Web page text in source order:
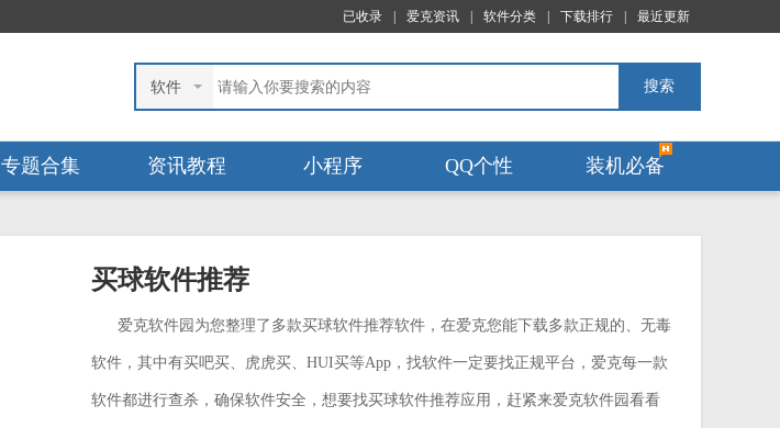
已收录 爱克资讯 软件分类 下载排行 最近更新
软件 搜索
专题合集 资讯教程 小程序 QQ个性 装机必备
买球软件推荐
爱克软件园为您整理了多款买球软件推荐软件，在爱克您能下载多款正规的、无毒
软件，其中有买吧买、虎虎买、HUI买等App，找软件一定要找正规平台，爱克每一款
软件都进行查杀，确保软件安全，想要找买球软件推荐应用，赶紧来爱克软件园看看